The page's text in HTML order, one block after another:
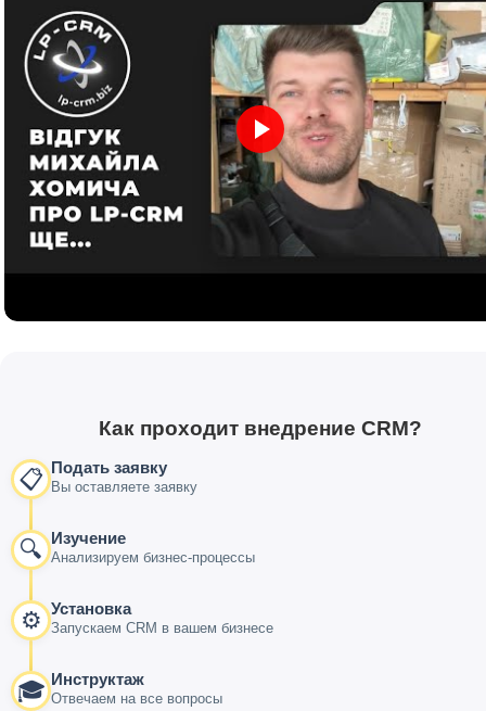
Как проходит внедрение CRM?
📋 Подать заявку
Вы оставляете заявку
🔍 Изучение
Анализируем бизнес-процессы
⚙️ Установка
Запускаем CRM в вашем бизнесе
🎓 Инструктаж
Отвечаем на все вопросы